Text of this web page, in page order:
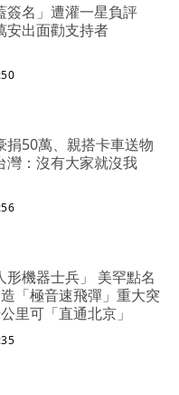
簽名」遭灌一星負評
安出面勸支持者
捐50萬、親搭卡車送物
：沒有大家就沒我
形機器士兵」 美罕點名
「極音速飛彈」重大突
里可「直通北京」